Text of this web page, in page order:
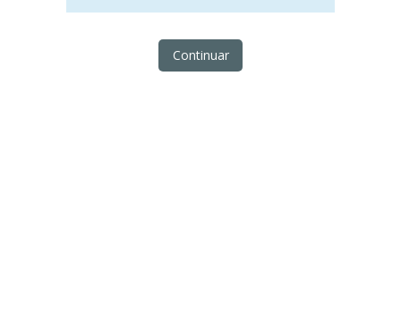
Continuar